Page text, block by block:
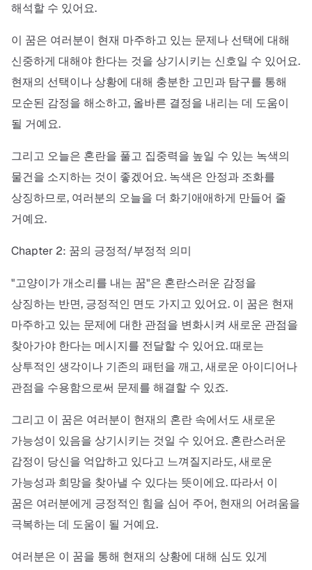
해석할 수 있어요.
이 꿈은 여러분이 현재 마주하고 있는 문제나 선택에 대해
신중하게 대해야 한다는 것을 상기시키는 신호일 수 있어요.
현재의 선택이나 상황에 대해 충분한 고민과 탐구를 통해
모순된 감정을 해소하고, 올바른 결정을 내리는 데 도움이
될 거예요.
그리고 오늘은 혼란을 풀고 집중력을 높일 수 있는 녹색의
물건을 소지하는 것이 좋겠어요. 녹색은 안정과 조화를
상징하므로, 여러분의 오늘을 더 화기애애하게 만들어 줄
거예요.
Chapter 2: 꿈의 긍정적/부정적 의미
"고양이가 개소리를 내는 꿈"은 혼란스러운 감정을
상징하는 반면, 긍정적인 면도 가지고 있어요. 이 꿈은 현재
마주하고 있는 문제에 대한 관점을 변화시켜 새로운 관점을
찾아가야 한다는 메시지를 전달할 수 있어요. 때로는
상투적인 생각이나 기존의 패턴을 깨고, 새로운 아이디어나
관점을 수용함으로써 문제를 해결할 수 있죠.
그리고 이 꿈은 여러분이 현재의 혼란 속에서도 새로운
가능성이 있음을 상기시키는 것일 수 있어요. 혼란스러운
감정이 당신을 억압하고 있다고 느껴질지라도, 새로운
가능성과 희망을 찾아낼 수 있다는 뜻이에요. 따라서 이
꿈은 여러분에게 긍정적인 힘을 심어 주어, 현재의 어려움을
극복하는 데 도움이 될 거예요.
여러분은 이 꿈을 통해 현재의 상황에 대해 심도 있게